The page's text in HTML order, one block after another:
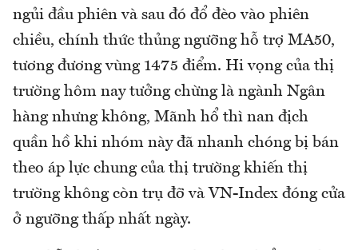
ngủi đầu phiên và sau đó đổ đèo vào phiên
chiều, chính thức thủng ngưỡng hỗ trợ MA50,
tương đương vùng 1475 điểm. Hi vọng của thị
trường hôm nay tưởng chừng là ngành Ngân
hàng nhưng không, Mãnh hổ thì nan địch
quần hồ khi nhóm này đã nhanh chóng bị bán
theo áp lực chung của thị trường khiến thị
trường không còn trụ đỡ và VN-Index đóng cửa
ở ngưỡng thấp nhất ngày.